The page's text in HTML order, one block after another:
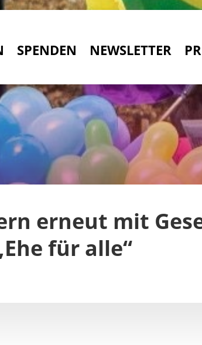
SPENDEN NEWSLETTER
erneut mit
für alle“